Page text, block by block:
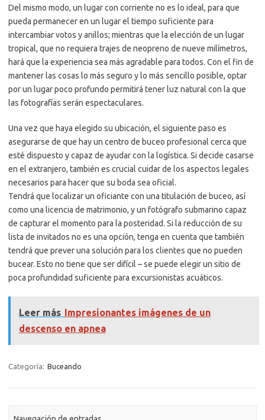
Del mismo modo, un lugar con corriente no es lo ideal, para que
pueda permanecer en un lugar el tiempo suficiente para
intercambiar votos y anillos; mientras que la elección de un lugar
tropical, que no requiera trajes de neopreno de nueve milímetros,
hará que la experiencia sea más agradable para todos. Con el fin de
mantener las cosas lo más seguro y lo más sencillo posible, optar
por un lugar poco profundo permitirá tener luz natural con la que
las fotografías serán espectaculares.
Una vez que haya elegido su ubicación, el siguiente paso es
asegurarse de que hay un centro de buceo profesional cerca que
esté dispuesto y capaz de ayudar con la logística. Si decide casarse
en el extranjero, también es crucial cuidar de los aspectos legales
necesarios para hacer que su boda sea oficial.
Tendrá que localizar un oficiante con una titulación de buceo, así
como una licencia de matrimonio, y un fotógrafo submarino capaz
de capturar el momento para la posteridad. Si la reducción de su
lista de invitados no es una opción, tenga en cuenta que también
tendrá que prever una solución para los clientes que no pueden
bucear. Esto no tiene que ser difícil – se puede elegir un sitio de
poca profundidad suficiente para excursionistas acuáticos.
Leer más Impresionantes imágenes de un
descenso en apnea
Categoría: Buceando